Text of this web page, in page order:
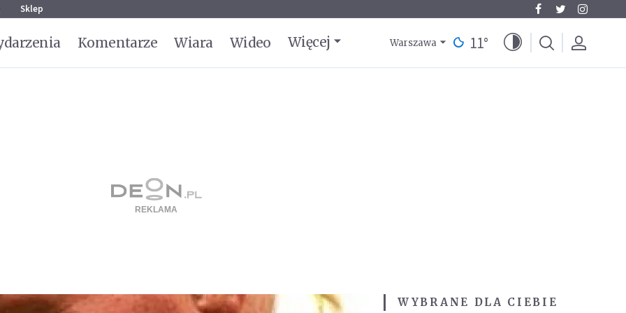
Sklep
Komentarze Wiara Wideo Więcej Warszawa 11°
WYBRANE DLA CIEBIE